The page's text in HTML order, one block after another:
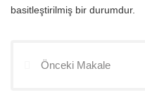
basitleştirilmiş bir durumdur.
Önceki Makale